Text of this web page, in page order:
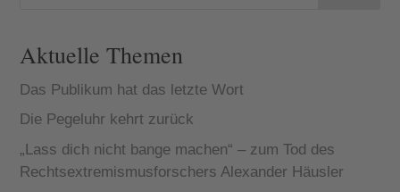
Aktuelle Themen
Das Publikum hat das letzte Wort
Die Pegeluhr kehrt zurück
„Lass dich nicht bange machen“ – zum Tod des
Rechtsextremismusforschers Alexander Häusler